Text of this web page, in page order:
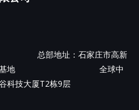
总部地址： 石家庄市高新
光显产业基地 全球中
科技大厦T2栋9层